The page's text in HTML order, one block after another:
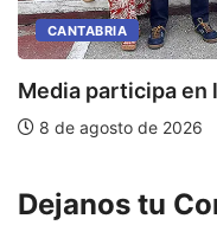
CANTABRIA
Media participa en
8 de agosto de 2026
Dejanos tu